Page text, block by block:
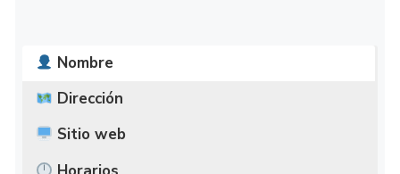
Nombre
Dirección
Sitio web